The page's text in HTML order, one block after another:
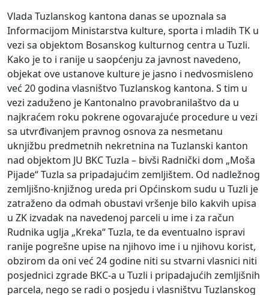
Vlada Tuzlanskog kantona danas se upoznala sa
Informacijom Ministarstva kulture, sporta i mladih TK u
vezi sa objektom Bosanskog kulturnog centra u Tuzli.
Kako je to i ranije u saopćenju za javnost navedeno,
objekat ove ustanove kulture je jasno i nedvosmisleno
već 20 godina vlasništvo Tuzlanskog kantona. S tim u
vezi zaduženo je Kantonalno pravobranilaštvo da u
najkraćem roku pokrene ogovarajuće procedure u vezi
sa utvrđivanjem pravnog osnova za nesmetanu
uknjižbu predmetnih nekretnina na Tuzlanski kanton
nad objektom JU BKC Tuzla – bivši Radnički dom „Moša
Pijade“ Tuzla sa pripadajućim zemljištem. Od nadležnog
zemljišno-knjižnog ureda pri Općinskom sudu u Tuzli je
zatraženo da odmah obustavi vršenje bilo kakvih upisa
u ZK izvadak na navedenoj parceli u ime i za račun
Rudnika uglja „Kreka“ Tuzla, te da eventualno ispravi
ranije pogrešne upise na njihovo ime i u njihovu korist,
obzirom da oni već 24 godine niti su stvarni vlasnici niti
posjednici zgrade BKC-a u Tuzli i pripadajućih zemljišnih
parcela, nego se radi o posjedu i vlasništvu Tuzlanskog